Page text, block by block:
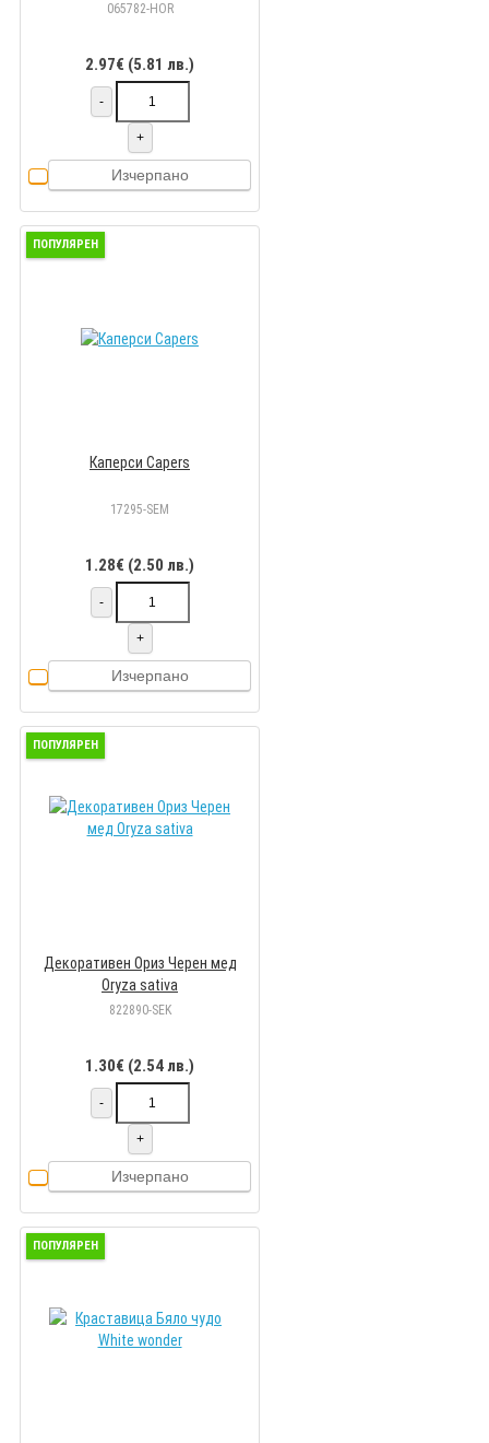
065782-HOR
2.97€ (5.81 лв.)
-
+
Изчерпано
ПОПУЛЯРЕН
Каперси Capers
17295-SEM
1.28€ (2.50 лв.)
-
+
Изчерпано
ПОПУЛЯРЕН
Декоративен Ориз Черен мед
Oryza sativa
822890-SEK
1.30€ (2.54 лв.)
-
+
Изчерпано
ПОПУЛЯРЕН